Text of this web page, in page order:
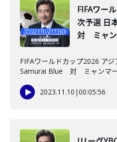
FIFAワー
次予選
対 ミャン
FIFAワールドカップ2026 ア
Samurai Blue 対 ミャンマ
2023.11.10 |00:05:56